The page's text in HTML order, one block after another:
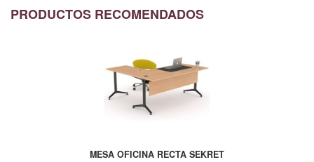
PRODUCTOS RECOMENDADOS
MESA OFICINA RECTA SEKRET